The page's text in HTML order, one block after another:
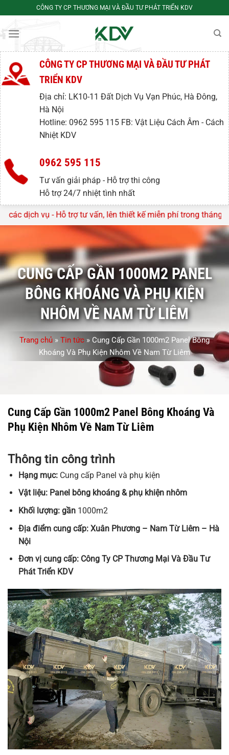
nội
CÔNG TY CP THƯƠNG MẠI VÀ ĐẦU TƯ PHÁT TRIỂN KDV
CÔNG TY CP THƯƠNG MẠI VÀ ĐẦU TƯ PHÁT
TRIỂN KDV
Địa chỉ: LK10-11 Đất Dịch Vụ Vạn Phúc, Hà Đông,
Hà Nội
Hotline: 0962 595 115 FB: Vật Liệu Cách Âm - Cách
Nhiệt KDV
0962 595 115
Tư vấn giải pháp - Hỗ trợ thi công
Hỗ trợ 24/7 nhiệt tình nhất
vụ - Hỗ trợ tư vấn, lên thiết kế miễn phí trong tháng
CUNG CẤP GẦN 1000M2 PANEL
BÔNG KHOÁNG VÀ PHỤ KIỆN
NHÔM VỀ NAM TỪ LIÊM
Trang chủ » Tin tức » Cung Cấp Gần 1000m2 Panel Bông
Khoáng Và Phụ Kiện Nhôm Về Nam Từ Liêm
Cung Cấp Gần 1000m2 Panel Bông Khoáng Và
Phụ Kiện Nhôm Về Nam Từ Liêm
Thông tin công trình
Hạng mục:Cung cấp Panel và phụ kiện
Vật liệu: Panel bông khoáng & phụ khiện nhôm
Khối lượng: gần1000m2
Địa điểm cung cấp: Xuân Phương – Nam Từ Liêm – Hà
Nội
Đơn vị cung cấp: Công Ty CP Thương Mại Và Đầu Tư
Phát Triển KDV